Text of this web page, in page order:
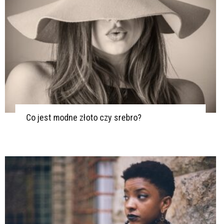
Co jest modne złoto czy srebro?